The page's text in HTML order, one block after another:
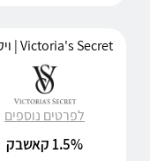
לפרטים נוספים
1.5% קאשבק